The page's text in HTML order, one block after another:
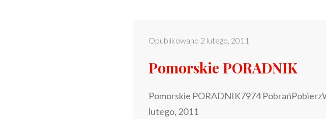
Opublikowano 2 lutego, 2011
Pomorskie PORADNIK
Pomorskie PORADNIK7974
lutego, 2011